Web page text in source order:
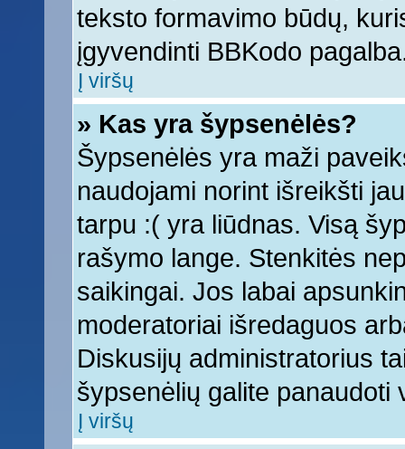
teksto formavimo būdų,
įgyvendinti BBKodo
Į viršų
» Kas yra šypsenėlės?
Šypsenėlės yra maži
naudojami norint išreikšti
tarpu :( yra liūdnas. Visą
rašymo lange. Stenkitės
saikingai. Jos labai
moderatoriai išredaguos
Diskusijų administratorius
šypsenėlių galite panaudoti
Į viršų